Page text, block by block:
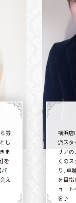
雰
し
ま
を
パ
え
横浜店
派スタ
リアの
くの
り、
を目
ョート
を♪